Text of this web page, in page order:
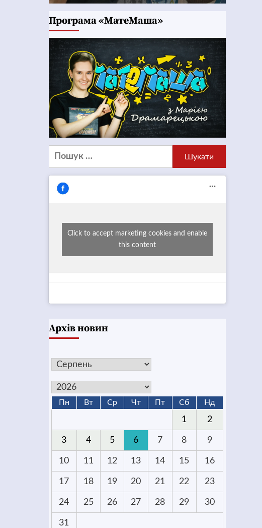
Програма «МатеМаша»
Пошук:
Click to accept marketing cookies and enable
this content
Архів новин
Пн Вт Ср Чт Пт Сб Нд
1 2
3 4 5 6 7 8 9
10 11 12 13 14 15 16
17 18 19 20 21 22 23
24 25 26 27 28 29 30
31